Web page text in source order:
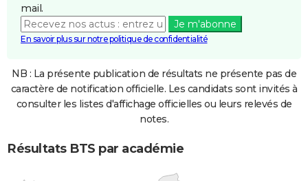
mail.
Je m'abonne
En savoir plus sur notre politique de confidentialité
NB : La présente publication de résultats ne présente pas de
caractère de notification officielle. Les candidats sont invités à
consulter les listes d'affichage officielles ou leurs relevés de
notes.
Résultats BTS par académie